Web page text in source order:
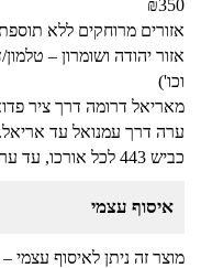
₪350
אזורים מרוחקים ללא
אזור יהודה ושומרון –
וכו')
מאריאל דרומה דרך ציר
ערה דרך עמנואל עד אריאל.
כביש 443 לכל אורכו, עד ערד כולל.
איסוף עצמי
מוצר זה ניתן לאיסוף עצמי –